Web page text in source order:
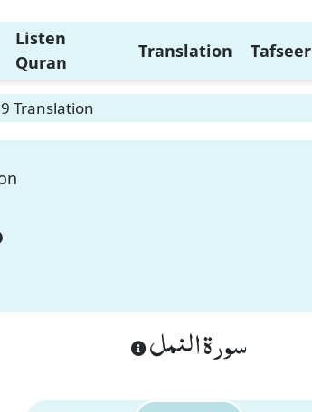
Listen
Quran
Translation Tafseer
Translation
سورة النمل